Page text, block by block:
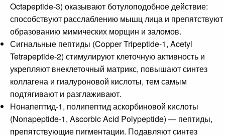
Octapeptide-3) оказывают ботулоподобное действие:
способствуют расслаблению мышц лица и препятствуют
образованию мимических морщин и заломов.
Сигнальные пептиды (Copper Tripeptide-1, Acetyl
Tetrapeptide-2) стимулируют клеточную активность и
укрепляют внеклеточный матрикс, повышают синтез
коллагена и гиалуроновой кислоты, тем самым
подтягивают и разглаживают.
Нонапептид-1, полипептид аскорбиновой кислоты
(Nonapeptide-1, Ascorbic Acid Polypeptide) — пептиды,
препятствующие пигментации. Подавляют синтез